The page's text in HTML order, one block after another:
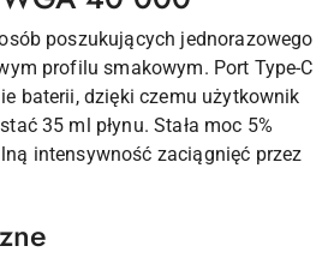
poszukujących jednorazowego
profilu smakowym. Port Type-C
baterii, dzięki czemu użytkownik
35 ml płynu. Stała moc 5%
intensywność zaciągnięć przez